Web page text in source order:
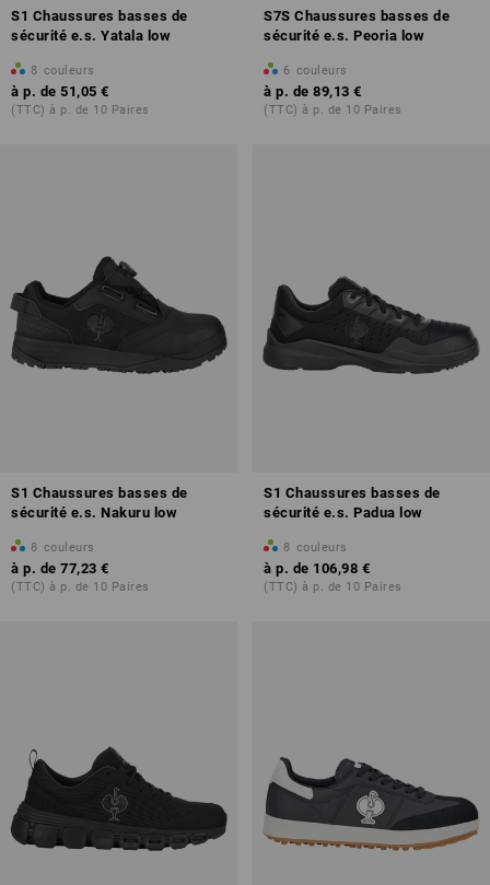
S1 Chaussures basses de
sécurité e.s. Yatala low
8 couleurs
à p. de 51,05 €
(TTC) à p. de 10 Paires
S7S Chaussures basses de
sécurité e.s. Peoria low
6 couleurs
à p. de 89,13 €
(TTC) à p. de 10 Paires
S1 Chaussures basses de
sécurité e.s. Nakuru low
8 couleurs
à p. de 77,23 €
(TTC) à p. de 10 Paires
S1 Chaussures basses de
sécurité e.s. Padua low
8 couleurs
à p. de 106,98 €
(TTC) à p. de 10 Paires